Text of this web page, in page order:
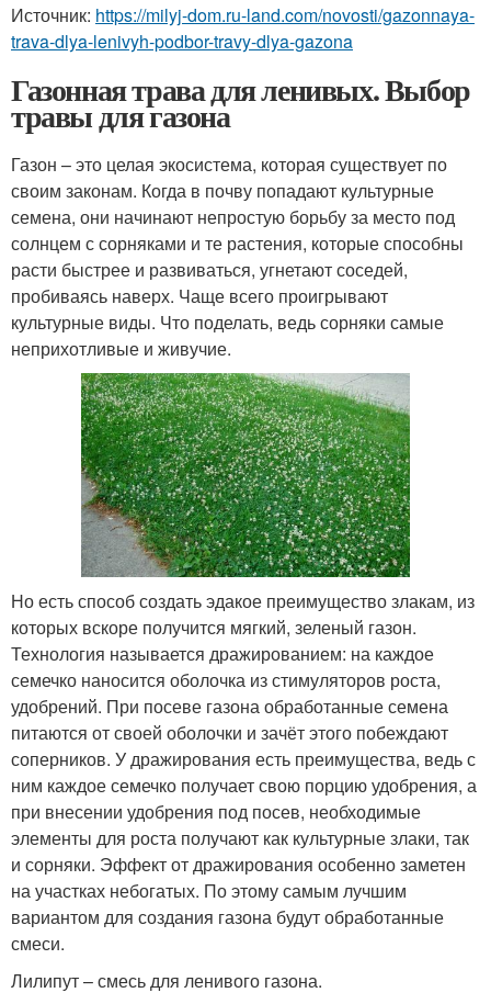
Источник: https://milyj-dom.ru-land.com/novosti/gazonnaya-
trava-dlya-lenivyh-podbor-travy-dlya-gazona
Газонная трава для ленивых. Выбор
травы для газона
Газон – это целая экосистема, которая существует по
своим законам. Когда в почву попадают культурные
семена, они начинают непростую борьбу за место под
солнцем с сорняками и те растения, которые способны
расти быстрее и развиваться, угнетают соседей,
пробиваясь наверх. Чаще всего проигрывают
культурные виды. Что поделать, ведь сорняки самые
неприхотливые и живучие.
Но есть способ создать эдакое преимущество злакам, из
которых вскоре получится мягкий, зеленый газон.
Технология называется дражированием: на каждое
семечко наносится оболочка из стимуляторов роста,
удобрений. При посеве газона обработанные семена
питаются от своей оболочки и зачёт этого побеждают
соперников. У дражирования есть преимущества, ведь с
ним каждое семечко получает свою порцию удобрения, а
при внесении удобрения под посев, необходимые
элементы для роста получают как культурные злаки, так
и сорняки. Эффект от дражирования особенно заметен
на участках небогатых. По этому самым лучшим
вариантом для создания газона будут обработанные
смеси.
Лилипут – смесь для ленивого газона.